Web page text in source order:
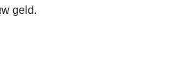
geld.